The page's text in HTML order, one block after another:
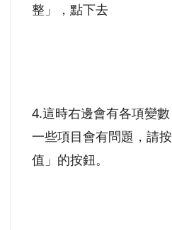
整」，點下去
4.這時右邊會有各項變
一些項目會有問題，請
值」的按鈕。